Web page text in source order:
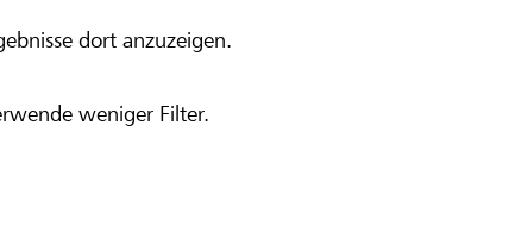
dort anzuzeigen.
weniger Filter.